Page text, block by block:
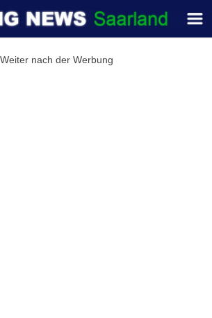
Weiter nach der Werbung